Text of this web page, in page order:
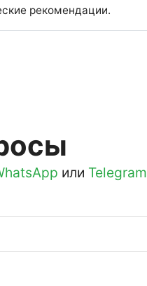
рекомендации.
или Telegram